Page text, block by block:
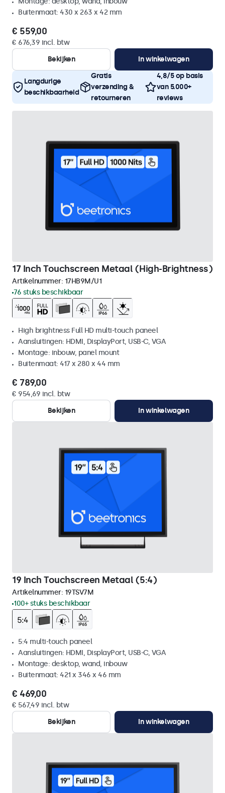
Buitenmaat: 430 x 263 x 42 mm
€ 559,00
€ 676,39 incl. btw
Bekijken
In winkelwagen
Langdurige
beschikbaarheid
Gratis
verzending &
retourneren
4,8/5 op basis
van 5.000+
reviews
17 Inch Touchscreen Metaal (High-Brightness)
Artikelnummer: 17HB9M/U1
76 stuks beschikbaar
High brightness Full HD multi-touch paneel
Aansluitingen: HDMI, DisplayPort, USB-C, VGA
Montage: inbouw, panel mount
Buitenmaat: 417 x 280 x 44 mm
€ 789,00
€ 954,69 incl. btw
Bekijken
In winkelwagen
19 Inch Touchscreen Metaal (5:4)
Artikelnummer: 19TSV7M
100+ stuks beschikbaar
5:4 multi-touch paneel
Aansluitingen: HDMI, DisplayPort, USB-C, VGA
Montage: desktop, wand, inbouw
Buitenmaat: 421 x 346 x 46 mm
€ 469,00
€ 567,49 incl. btw
Bekijken
In winkelwagen